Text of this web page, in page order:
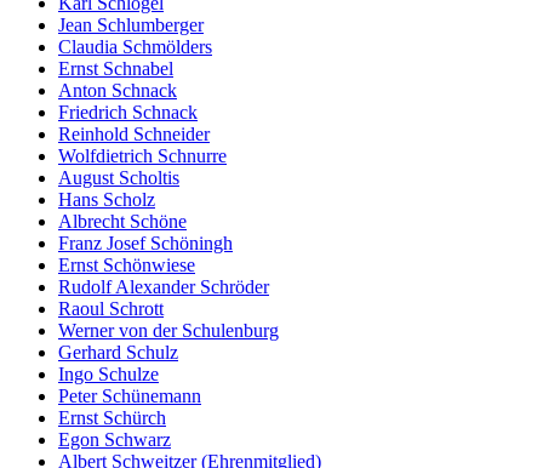
Jean Schlumberger
Claudia Schmölders
Ernst Schnabel
Anton Schnack
Friedrich Schnack
Reinhold Schneider
Wolfdietrich Schnurre
August Scholtis
Hans Scholz
Albrecht Schöne
Franz Josef Schöningh
Ernst Schönwiese
Rudolf Alexander Schröder
Raoul Schrott
Werner von der Schulenburg
Gerhard Schulz
Ingo Schulze
Peter Schünemann
Ernst Schürch
Egon Schwarz
Albert Schweitzer (Ehrenmitglied)